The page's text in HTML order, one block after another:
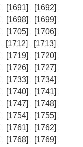
[1691]
[1692]
[1698]
[1699]
[1705]
[1706]
[1712]
[1713]
[1719]
[1720]
[1726]
[1727]
[1733]
[1734]
[1740]
[1741]
[1747]
[1748]
[1754]
[1755]
[1761]
[1762]
[1768]
[1769]